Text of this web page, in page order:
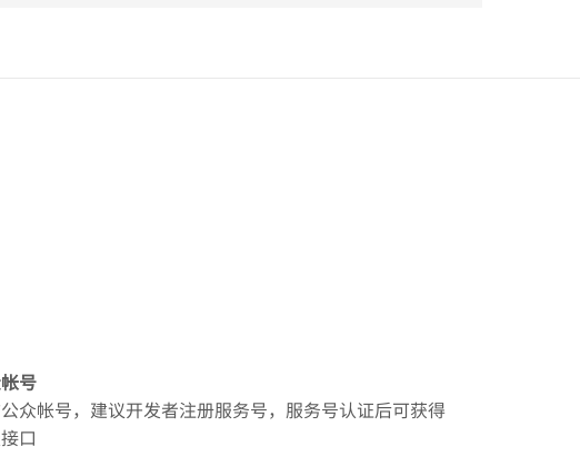
号
众帐号，建议开发者注册服务号，服务号认证后可获得
口